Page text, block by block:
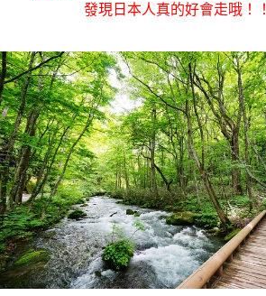
發現日本人真的好會走哦！！